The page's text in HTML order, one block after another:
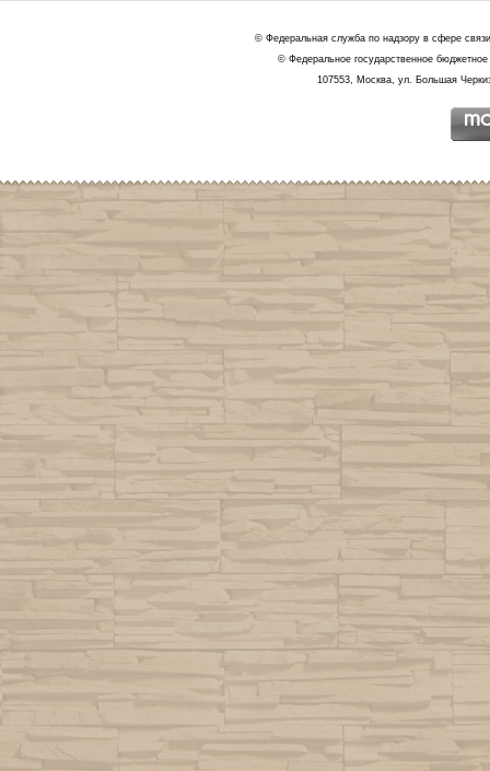
© Федеральная служба по надзору в сфере
© Федеральное государственное
107553, Москва, ул. Большая